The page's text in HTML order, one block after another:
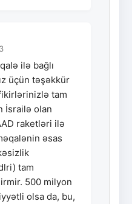
ilə bağlı
üçün təşəkkür
tam
İsrailə olan
raketləri ilə
əsas
tam
500 milyon
olsa da, bu,